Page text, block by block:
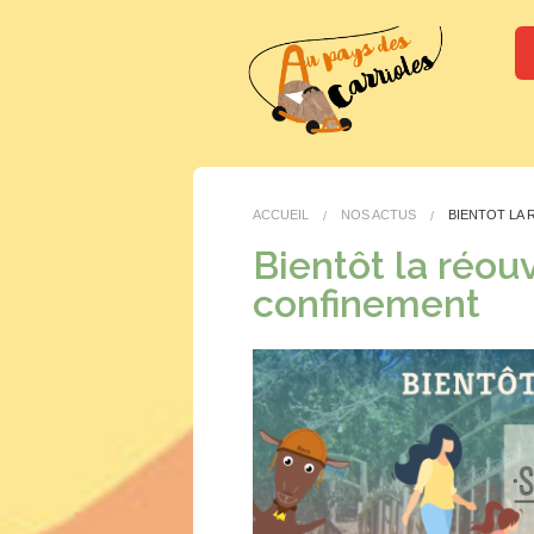
ACCUEIL NOS ACTUS BIENTÔT LA
Bientôt la
confinement